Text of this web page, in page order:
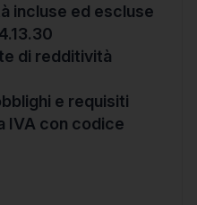
incluse ed escluse
di redditività
e requisiti
IVA con codice